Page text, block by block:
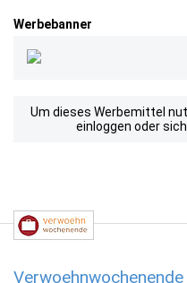
Werbebanner
Um dieses Werbemittel
einloggen oder sich